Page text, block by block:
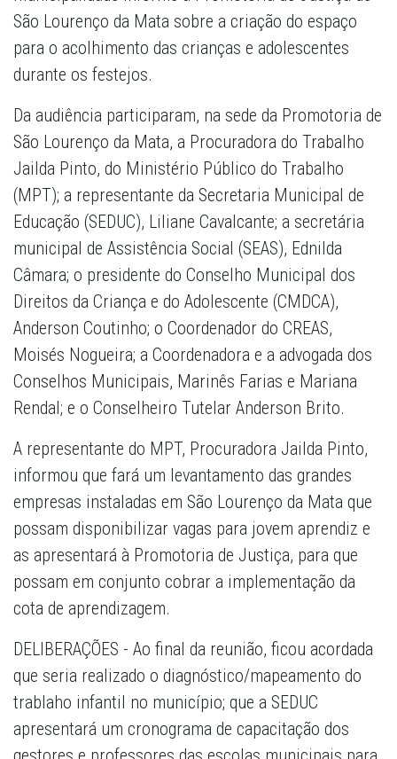
São Lourenço da Mata sobre a criação do espaço
para o acolhimento das crianças e adolescentes
durante os festejos.
Da audiência participaram, na sede da Promotoria de
São Lourenço da Mata, a Procuradora do Trabalho
Jailda Pinto, do Ministério Público do Trabalho
(MPT); a representante da Secretaria Municipal de
Educação (SEDUC), Liliane Cavalcante; a secretária
municipal de Assistência Social (SEAS), Ednilda
Câmara; o presidente do Conselho Municipal dos
Direitos da Criança e do Adolescente (CMDCA),
Anderson Coutinho; o Coordenador do CREAS,
Moisés Nogueira; a Coordenadora e a advogada dos
Conselhos Municipais, Marinês Farias e Mariana
Rendal; e o Conselheiro Tutelar Anderson Brito.
A representante do MPT, Procuradora Jailda Pinto,
informou que fará um levantamento das grandes
empresas instaladas em São Lourenço da Mata que
possam disponibilizar vagas para jovem aprendiz e
as apresentará à Promotoria de Justiça, para que
possam em conjunto cobrar a implementação da
cota de aprendizagem.
DELIBERAÇÕES - Ao final da reunião, ficou acordada
que seria realizado o diagnóstico/mapeamento do
trablaho infantil no município; que a SEDUC
apresentará um cronograma de capacitação dos